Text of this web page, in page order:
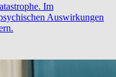
Im
Auswirkungen